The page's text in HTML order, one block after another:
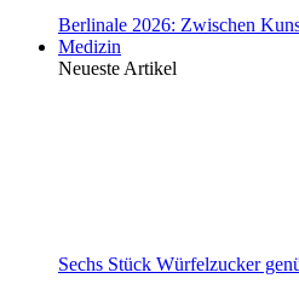
Berlinale 2026: Zwischen
Medizin
Neueste Artikel
Sechs Stück Würfelzucker